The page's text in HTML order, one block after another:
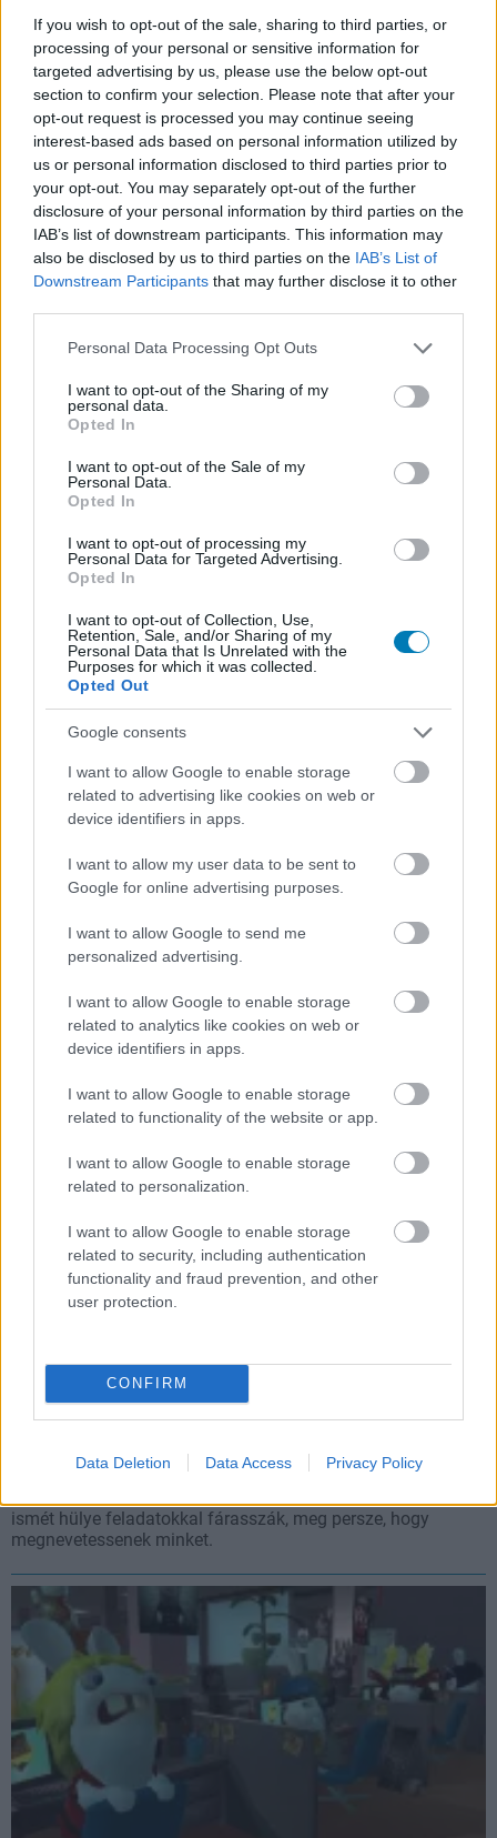
If you wish to opt-out of the sale, sharing to third parties, or
processing of your personal or sensitive information for
targeted advertising by us, please use the below opt-out
section to confirm your selection. Please note that after your
opt-out request is processed you may continue seeing
interest-based ads based on personal information utilized by
us or personal information disclosed to third parties prior to
your opt-out. You may separately opt-out of the further
disclosure of your personal information by third parties on the
IAB’s list of downstream participants. This information may
also be disclosed by us to third parties on the IAB’s List of
Downstream Participants that may further disclose it to other
Please note that this website/app uses one or more Google
not limited to your visit or usage behaviour. You may click to
grant or deny consent to Google and its third-party tags to
use your data for below specified purposes in below Google
consent section.
Personal Data Processing Opt Outs
I want to opt-out of the Sharing of my
personal data.
Opted In
I want to opt-out of the Sale of my
Personal Data.
Opted In
I want to opt-out of processing my
Personal Data for Targeted Advertising.
Opted In
I want to opt-out of Collection, Use,
Retention, Sale, and/or Sharing of my
Personal Data that Is Unrelated with the
Purposes for which it was collected.
Opted Out
Google consents
I want to allow Google to enable storage
related to advertising like cookies on web or
device identifiers in apps.
I want to allow my user data to be sent to
Google for online advertising purposes.
I want to allow Google to send me
personalized advertising.
I want to allow Google to enable storage
related to analytics like cookies on web or
device identifiers in apps.
I want to allow Google to enable storage
related to functionality of the website or app.
I want to allow Google to enable storage
related to personalization.
I want to allow Google to enable storage
related to security, including authentication
functionality and fraud prevention, and other
user protection.
CONFIRM
Data Deletion Data Access Privacy Policy
[PODCAST] Rayman Raving Rabbids 2
| 2007.08.23 13:02
Gyu volt olyan szerencsés, és kipróbálhatta a Rayman
Raving Rabbids 2-t, élményeit pedig el is mondja Nektek.
Rayman Raving Rabbids 2 E3 marháskodás kép" class="img-
responsive" loading="lazy">
[MOVIE]Rayman Raving Rabbids 2 E3
marháskodás
| 2007.07.14 21:10
Az E3-nak ugyan vége, de még most is kísért, így ennek
köszönhetően egy újabb videó érkezett, ezúttal a Rayman
Raving Rabbids 2-ből. A nap folyamán még egy pár új E3-as
Rayman Raving Rabbids 2 nyúlzápor kép" class="img-
responsive" loading="lazy">
| 2007.07.13 09:39
Az őrült nyulak visszatérnek, bár sajnos csak konzolra, ám
aki Rendelkezik egy Nintendo Wii géppel, az nem fog
| 2007.07.12 02:35
ismét hülye feladatokkal fárasszák, meg persze, hogy
megnevetessenek minket.